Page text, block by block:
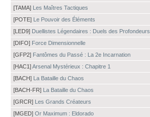
[TAMA] Les Maîtres Tactiques
[POTE] Le Pouvoir des Éléments
[LED9] Duellistes Légendaires : Duels des Profondeurs
[DIFO] Force Dimensionnelle
[GFP2] Fantômes du Passé : La 2e Incarnation
[HAC1]Arsenal Mystérieux : Chapitre 1
[BACH] La Bataille du Chaos
[BACH-FR] La Bataille du Chaos
[GRCR] Les Grands Créateurs
[MGED] Or Maximum : Eldorado